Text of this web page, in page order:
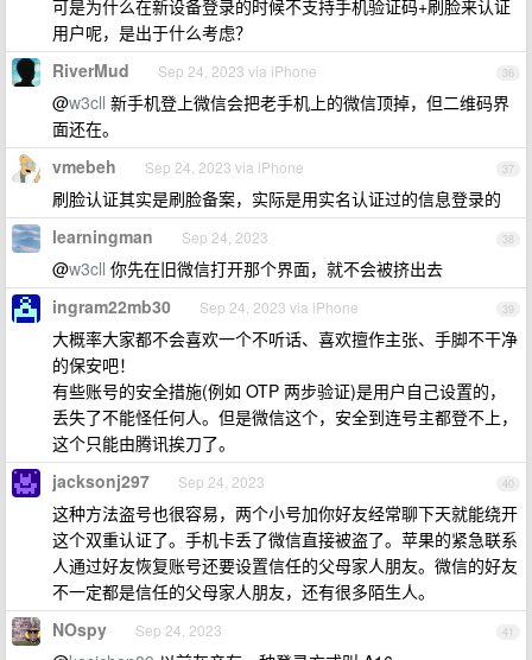
可是为什么在新设备登录的时候不支持手机验证码+刷脸来认证
用户呢，是出于什么考虑？
36
RiverMud Sep 24, 2023 via iPhone
@w3cll 新手机登上微信会把老手机上的微信顶掉，但二维码界
面还在。
37
vmebeh Sep 24, 2023 via iPhone
刷脸认证其实是刷脸备案，实际是用实名认证过的信息登录的
38
learningman Sep 24, 2023
@w3cll 你先在旧微信打开那个界面，就不会被挤出去
39
ingram22mb30 Sep 24, 2023 via iPhone
大概率大家都不会喜欢一个不听话、喜欢擅作主张、手脚不干净
的保安吧！
有些账号的安全措施(例如 OTP 两步验证)是用户自己设置的，
丢失了不能怪任何人。但是微信这个，安全到连号主都登不上，
这个只能由腾讯挨刀了。
40
jacksonj297 Sep 24, 2023
这种方法盗号也很容易，两个小号加你好友经常聊下天就能绕开
这个双重认证了。手机卡丢了微信直接被盗了。苹果的紧急联系
人通过好友恢复账号还要设置信任的父母家人朋友。微信的好友
不一定都是信任的父母家人朋友，还有很多陌生人。
41
NOspy Sep 24, 2023